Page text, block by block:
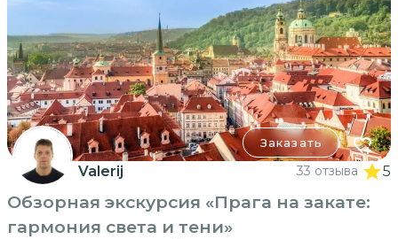
Заказать
Valerij 33 отзыва 5
Обзорная экскурсия «Прага на закате:
гармония света и тени»